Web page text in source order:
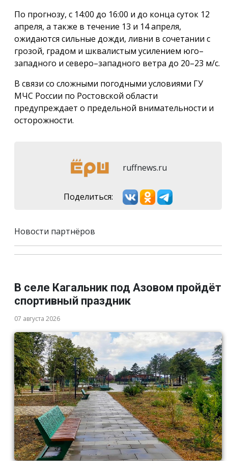
По прогнозу, с 14:00 до 16:00 и до конца суток 12
апреля, а также в течение 13 и 14 апреля,
ожидаются сильные дожди, ливни в сочетании с
грозой, градом и шквалистым усилением юго–
западного и северо–западного ветра до 20–23 м/с.
В связи со сложными погодными условиями ГУ
МЧС России по Ростовской области
предупреждает о предельной внимательности и
осторожности.
ruffnews.ru
Поделиться:
Новости партнёров
В селе Кагальник под Азовом пройдёт
спортивный праздник
07 августа 2026